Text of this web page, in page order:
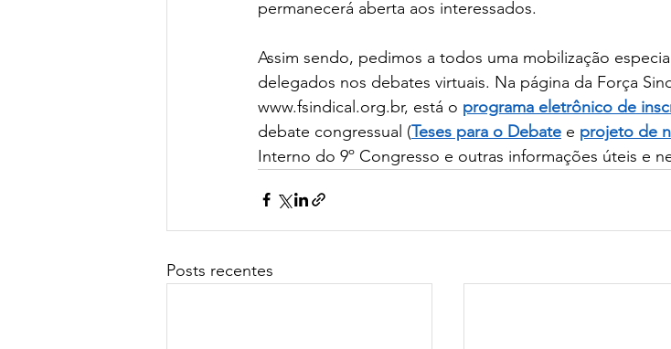
permanecerá aberta aos interessados.
Assim sendo, pedimos a todos uma mobilização
delegados nos debates virtuais. Na página da Força
www.fsindical.org.br, está o programa eletrônico de
debate congressual (Teses para o Debate e projeto de
Interno do 9º Congresso e outras informações úteis e
Posts recentes